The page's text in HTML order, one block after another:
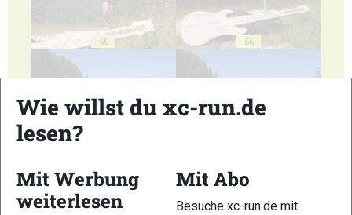
55 56
Wie willst du xc-run.de
lesen?
Mit Werbung
weiterlesen
Mit Abo
Besuche xc-run.de mit